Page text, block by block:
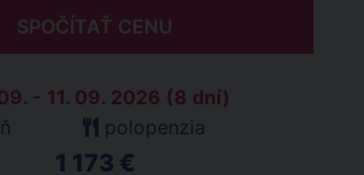
SPOČÍTAŤ CENU
- 11. 09. 2026 (8 dní)
polopenzia
1 173 €